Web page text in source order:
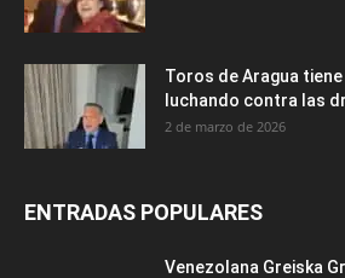
Toros de Aragua
luchando contra las
2 de marzo de 2026
ENTRADAS POPULARES
Venezolana Greiska